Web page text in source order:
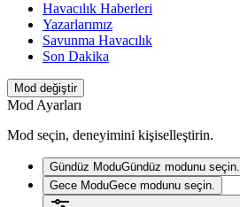
Havacılık Haberleri
Yazarlarımız
Savunma Havacılık
Son Dakika
Mod değiştir
Mod Ayarları
Mod seçin, deneyimini kişiselleştirin.
Gündüz ModuGündüz modunu seçin.
Gece ModuGece modunu seçin.